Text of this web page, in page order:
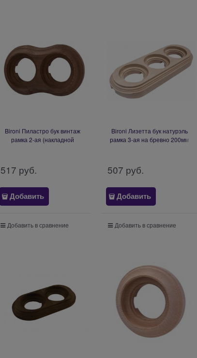
Bironi Пиластро бук винтаж
рамка 2-ая (накладной
517 руб.
Добавить
Добавить в сравнение
Bironi Лизетта бук натурэль
рамка 3-ая на бревно 200мм
507 руб.
Добавить
Добавить в сравнение